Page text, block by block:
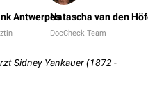
AntwerpesNatascha van den
DocCheck Team
Sidney Yankauer (1872 -